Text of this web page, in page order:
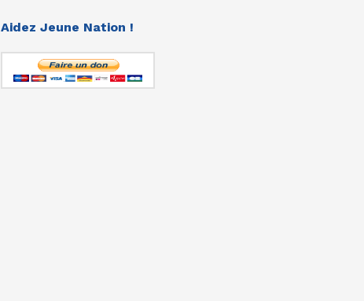
Aidez Jeune Nation !